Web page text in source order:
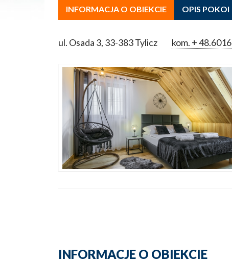
INFORMACJA O OBIEKCIE OPIS POKOI
ul. Osada 3, 33-383 Tylicz kom. + 48.6016
INFORMACJE O OBIEKCIE